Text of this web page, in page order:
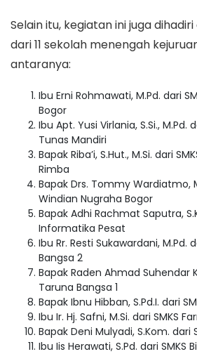
Selain itu, kegiatan ini juga
dari 11 sekolah menengah
antaranya:
Ibu Erni Rohmawati, M.Pd. dari
Bogor
Ibu Apt. Yusi Virlania, S.Si., M.Pd.
Tunas Mandiri
Bapak Riba’i, S.Hut., M.Si. dari
Rimba
Bapak Drs. Tommy Wardiatmo,
Windian Nugraha Bogor
Bapak Adhi Rachmat Saputra,
Informatika Pesat
Ibu Rr. Resti Sukawardani, M.Pd.
Bangsa 2
Bapak Raden Ahmad Suhendar
Taruna Bangsa 1
Bapak Ibnu Hibban, S.Pd.I. dari
Ibu Ir. Hj. Safni, M.Si. dari SMKS
Bapak Deni Mulyadi, S.Kom. dari
Ibu Iis Herawati, S.Pd. dari SMKS